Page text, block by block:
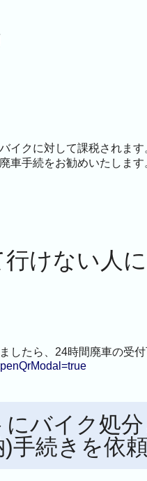
イクに対して課税されま
車手続をお勧めいたします
けない人
したら、24時間廃車の受付
バイク処
手続きを依